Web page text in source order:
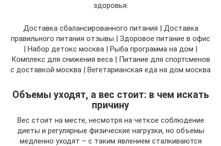
здоровья.
Доставка сбалансированного питания | Доставка
правильного питания отзывы | Здоровое питание в офис
| Набор детокс москва | Рыба программа на дом |
Комплекс для снижения веса | Питание для спортсменов
с доставкой москва | Вегетарианская еда на дом москва
Объемы уходят, а вес стоит: в чем искать
причину
Вес стоит на месте, несмотря на четкое соблюдение
диеты и регулярные физические нагрузки, но объемы
медленно уходят – с таким явлением сталкиваются